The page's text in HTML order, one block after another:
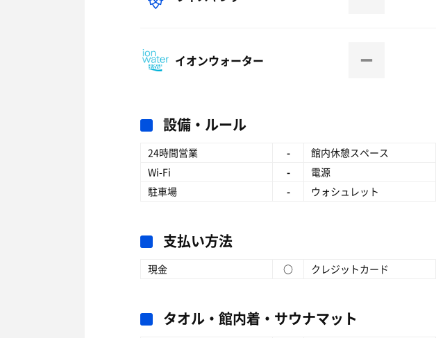
イオンウォーター
設備・ルール
24時間営業 - 館内休憩スペース
Wi-Fi
- 電源
駐車場
- ウォシュレット
支払い方法
現金 ○ クレジットカード
タオル・館内着・サウナマット